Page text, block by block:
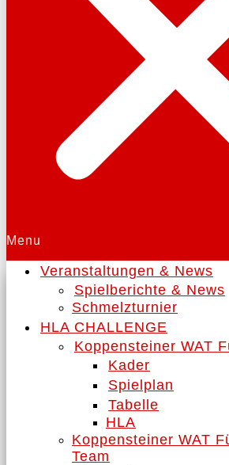
Menu
Veranstaltungen & News
Spielberichte & News
Schmelzturnier
HLA CHALLENGE
Koppensteiner WAT
Kader
Spielplan
Tabelle
HLA
Koppensteiner WAT
Team